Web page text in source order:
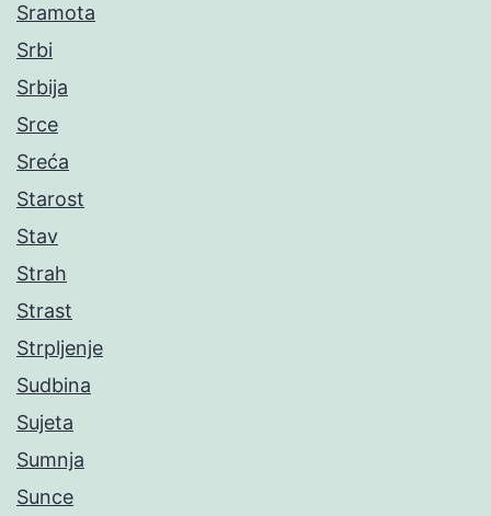
Sramota
Srbi
Srbija
Srce
Sreća
Starost
Stav
Strah
Strast
Strpljenje
Sudbina
Sujeta
Sumnja
Sunce